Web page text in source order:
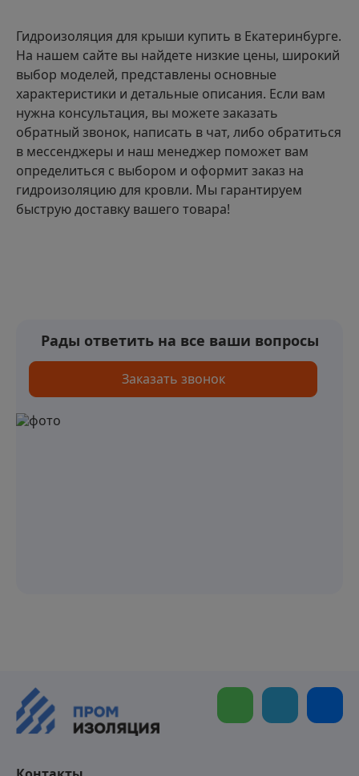
Гидроизоляция для крыши купить в Екатеринбурге.
На нашем сайте вы найдете низкие цены, широкий
выбор моделей, представлены основные
характеристики и детальные описания. Если вам
нужна консультация, вы можете заказать
обратный звонок, написать в чат, либо обратиться
в мессенджеры и наш менеджер поможет вам
определиться с выбором и оформит заказ на
гидроизоляцию для кровли. Мы гарантируем
быструю доставку вашего товара!
Рады ответить на все ваши вопросы
Заказать звонок